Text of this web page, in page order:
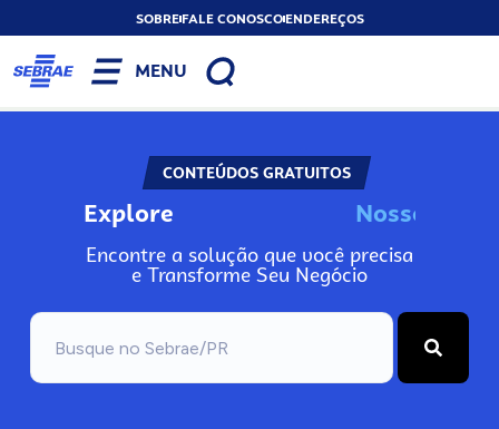
SOBREFALE CONOSCOENDEREÇOS
MENU
CONTEÚDOS GRATUITOS
Explore Nos
Encontre a solução que você precisa
e Transforme Seu Negócio